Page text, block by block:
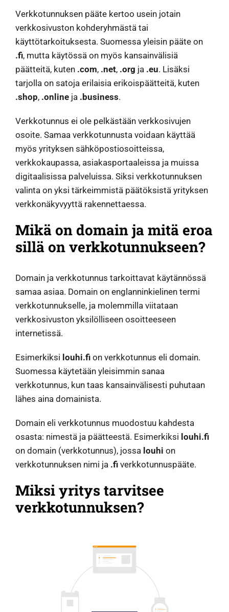
Verkkotunnuksen pääte kertoo usein jotain
verkkosivuston kohderyhmästä tai
käyttötarkoituksesta. Suomessa yleisin pääte on
.fi, mutta käytössä on myös kansainvälisiä
päätteitä, kuten .com, .net, .org ja .eu. Lisäksi
tarjolla on satoja erilaisia erikoispäätteitä, kuten
.shop, .onlineja .business.
Verkkotunnus ei ole pelkästään verkkosivujen
osoite. Samaa verkkotunnusta voidaan käyttää
myös yrityksen sähköpostiosoitteissa,
verkkokaupassa, asiakasportaaleissa ja muissa
digitaalisissa palveluissa. Siksi verkkotunnuksen
valinta on yksi tärkeimmistä päätöksistä yrityksen
verkkonäkyvyyttä rakennettaessa.
Mikä on domain ja mitä eroa
sillä on verkkotunnukseen?
Domain ja verkkotunnus tarkoittavat käytännössä
samaa asiaa. Domain on englanninkielinen termi
verkkotunnukselle, ja molemmilla viitataan
verkkosivuston yksilölliseen osoitteeseen
internetissä.
Esimerkiksi louhi.fion verkkotunnus eli domain.
Suomessa käytetään yleisimmin sanaa
verkkotunnus, kun taas kansainvälisesti puhutaan
lähes aina domainista.
Domain eli verkkotunnus muodostuu kahdesta
osasta: nimestä ja päätteestä. Esimerkiksi louhi.fi
on domain (verkkotunnus), jossa louhi on
verkkotunnuksen nimi ja .fiverkkotunnuspääte.
Miksi yritys tarvitsee
verkkotunnuksen?